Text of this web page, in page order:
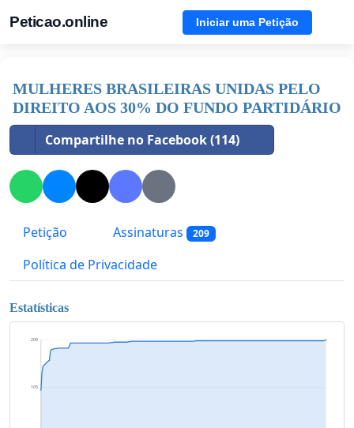
Peticao.online Iniciar uma Petição
MULHERES BRASILEIRAS UNIDAS PELO
DIREITO AOS 30% DO FUNDO PARTIDÁRIO
Compartilhe no Facebook (114)
Petição Assinaturas 209
Política de Privacidade
Estatísticas
105
209